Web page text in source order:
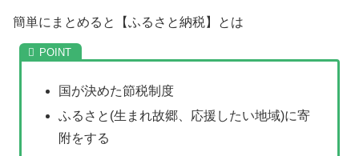
簡単にまとめると【ふるさと納税】とは
国が決めた節税制度
ふるさと(生まれ故郷、応援したい地域)に寄
附をする